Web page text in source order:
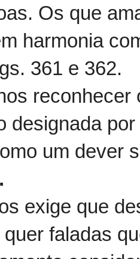
Os que
harmonia
361 e 362.
reconhecer
designada
um dever
exige que
faladas